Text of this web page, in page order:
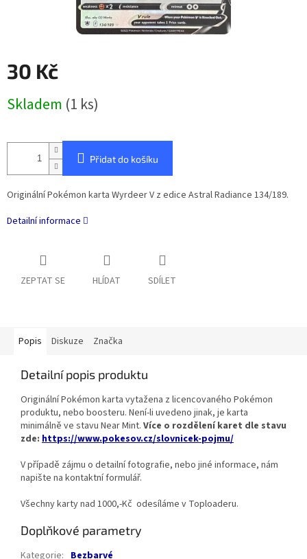
30 Kč
cena:
Skladem (1 ks)
Přidat do košíku
Originální Pokémon karta Wyrdeer V z edice Astral Radiance 134/189.
Detailní informace
ZEPTAT SE HLÍDAT SDÍLET
Popis Diskuze Značka
Detailní popis produktu
Originální Pokémon karta vytažena z licencovaného Pokémon
produktu, nebo boosteru. Není-li uvedeno jinak, je karta
minimálně ve stavu Near Mint. Více o rozdělení karet dle stavu
zde: https://www.pokesov.cz/slovnicek-pojmu/
V případě zájmu o detailní fotografie, nebo jiné informace, nám
napište na kontaktní formulář.
Všechny karty nad 1000,-Kč odesíláme v Toploaderu.
Doplňkové parametry
Kategorie: Bezbarvé